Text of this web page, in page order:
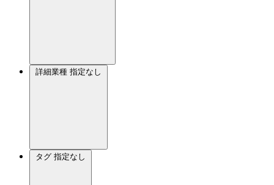
詳細業種 指定なし
タグ 指定なし